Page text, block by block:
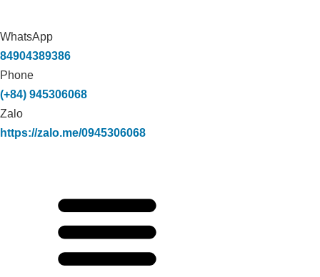
WhatsApp
84904389386
Phone
(+84) 945306068
Zalo
https://zalo.me/0945306068